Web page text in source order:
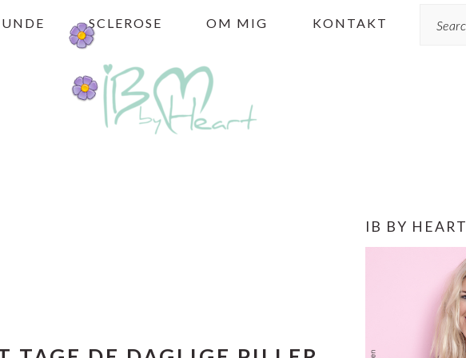
SCLEROSE OM MIG KONTAKT
PRIMÆR
IB BY HEART